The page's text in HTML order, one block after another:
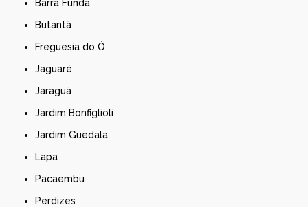
Barra Funda
Butantã
Freguesia do Ó
Jaguaré
Jaraguá
Jardim Bonfiglioli
Jardim Guedala
Lapa
Pacaembu
Perdizes